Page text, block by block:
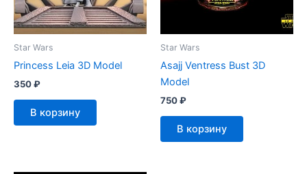
Star Wars
Princess Leia 3D Model
350₽
В корзину
Star Wars
Asajj Ventress Bust 3D
Model
750₽
В корзину